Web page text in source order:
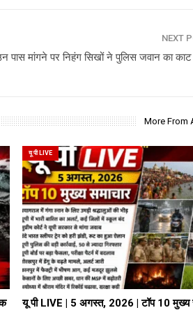
NEXT
पास मांगने पर निहंग सिखों ने पुलिस जवान का काट
More From
यू पी LIVE
यू पी LIVE | 5 अगस्त, 2026 | टॉप 10 मुख्य